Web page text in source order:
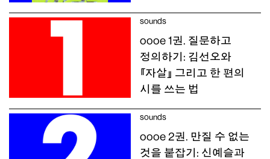
sounds
oooe 1권. 질문하고
정의하기: 김선오와
『자살』 그리고 한 편의
시를 쓰는 법
sounds
oooe 2권. 만질 수 없는
것을 붙잡기: 신예슬과